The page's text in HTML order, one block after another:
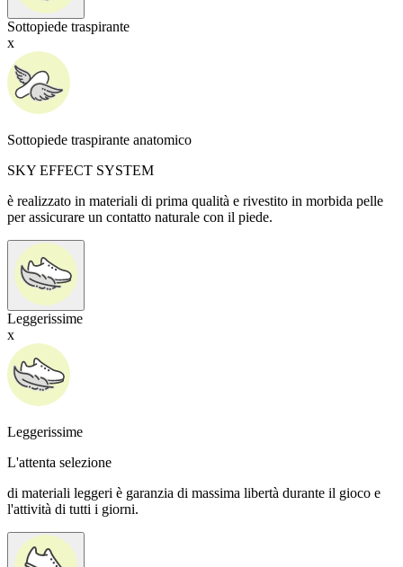
Sottopiede traspirante
x
Sottopiede traspirante anatomico
SKY EFFECT SYSTEM
è realizzato in materiali di prima qualità e rivestito in morbida pelle
per assicurare un contatto naturale con il piede.
Leggerissime
x
Leggerissime
L'attenta selezione
di materiali leggeri è garanzia di massima libertà durante il gioco e
l'attività di tutti i giorni.